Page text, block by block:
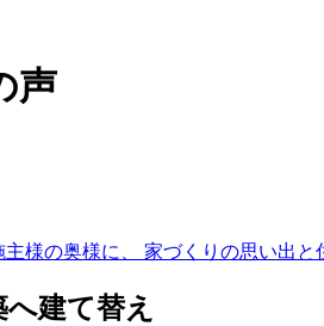
声
様の奥様に、 家づくりの思い出
建て替え